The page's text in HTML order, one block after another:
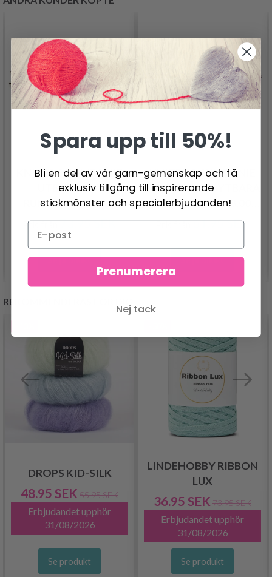
KNITPRO SYMFONIE
UTBYTBARA
RUNDSTICKOR (3-
15.00 MM)
Pris från73.95 SEK
Se produkt
KNITPRO SYMFONIE
TUNISISK UTBYTBARA
VIRKNÅLAR (3-8.00
MM)
Pris från61.95 SEK
Se produkt
REKOMMENDERAS FÖR DIG
DROPS KID-SILK
48.95 SEK 55.95 SEK
Erbjudandet upphör
31/08/2026
Se produkt
LINDEHOBBY RIBBON
LUX
36.95 SEK 73.95 SEK
Erbjudandet upphör
31/08/2026
Se produkt
Spara upp till 50%!
Bli en del av vår garn-gemenskap och få
exklusiv tillgång till inspirerande
stickmönster och specialerbjudanden!
Prenumerera
Nej tack